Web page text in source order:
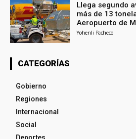
Llega segundo
más de 13
Aeropuerto de
Yohenli Pacheco
CATEGORÍAS
Gobierno
Regiones
Internacional
Social